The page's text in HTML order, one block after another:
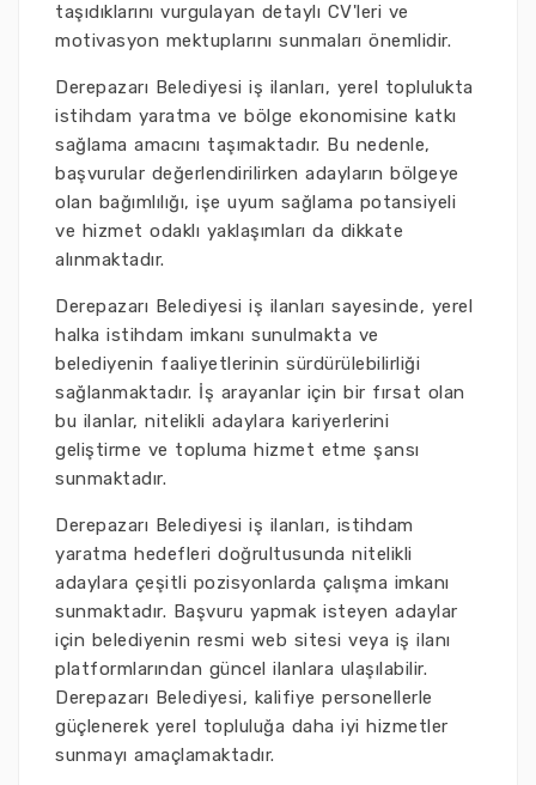
taşıdıklarını vurgulayan detaylı CV'leri ve
motivasyon mektuplarını sunmaları önemlidir.
Derepazarı Belediyesi iş ilanları, yerel toplulukta
istihdam yaratma ve bölge ekonomisine katkı
sağlama amacını taşımaktadır. Bu nedenle,
başvurular değerlendirilirken adayların bölgeye
olan bağımlılığı, işe uyum sağlama potansiyeli
ve hizmet odaklı yaklaşımları da dikkate
alınmaktadır.
Derepazarı Belediyesi iş ilanları sayesinde, yerel
halka istihdam imkanı sunulmakta ve
belediyenin faaliyetlerinin sürdürülebilirliği
sağlanmaktadır. İş arayanlar için bir fırsat olan
bu ilanlar, nitelikli adaylara kariyerlerini
geliştirme ve topluma hizmet etme şansı
sunmaktadır.
Derepazarı Belediyesi iş ilanları, istihdam
yaratma hedefleri doğrultusunda nitelikli
adaylara çeşitli pozisyonlarda çalışma imkanı
sunmaktadır. Başvuru yapmak isteyen adaylar
için belediyenin resmi web sitesi veya iş ilanı
platformlarından güncel ilanlara ulaşılabilir.
Derepazarı Belediyesi, kalifiye personellerle
güçlenerek yerel topluluğa daha iyi hizmetler
sunmayı amaçlamaktadır.